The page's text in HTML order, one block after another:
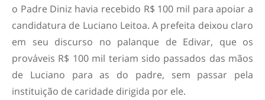
o Padre Diniz havia recebido R$ 100 mil para apoiar a
candidatura de Luciano Leitoa. A prefeita deixou claro
em seu discurso no palanque de Edivar, que os
prováveis R$ 100 mil teriam sido passados das mãos
de Luciano para as do padre, sem passar pela
instituição de caridade dirigida por ele.